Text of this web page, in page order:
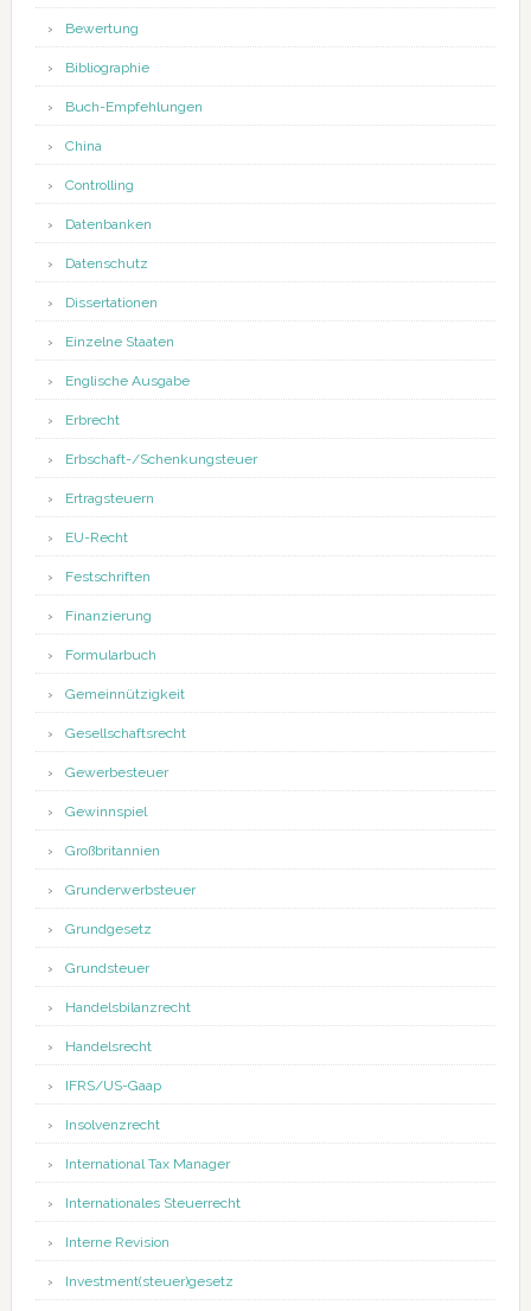
Bewertung
Bibliographie
Buch-Empfehlungen
China
Controlling
Datenbanken
Datenschutz
Dissertationen
Einzelne Staaten
Englische Ausgabe
Erbrecht
Erbschaft-/Schenkungsteuer
Ertragsteuern
EU-Recht
Festschriften
Finanzierung
Formularbuch
Gemeinnützigkeit
Gesellschaftsrecht
Gewerbesteuer
Gewinnspiel
Großbritannien
Grunderwerbsteuer
Grundgesetz
Grundsteuer
Handelsbilanzrecht
Handelsrecht
IFRS/US-Gaap
Insolvenzrecht
International Tax Manager
Internationales Steuerrecht
Interne Revision
Investment(steuer)gesetz